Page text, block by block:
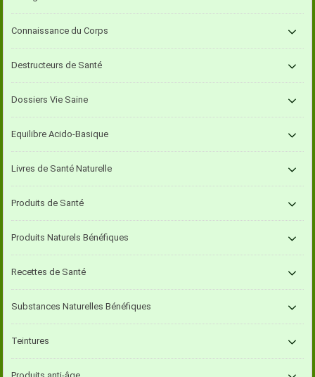
Connaissance du Corps
Destructeurs de Santé
Dossiers Vie Saine
Equilibre Acido-Basique
Livres de Santé Naturelle
Produits de Santé
Produits Naturels Bénéfiques
Recettes de Santé
Substances Naturelles Bénéfiques
Teintures